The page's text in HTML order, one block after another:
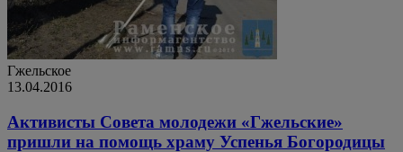
Гжельское
13.04.2016
Активисты Совета молодежи «Гжельские»
пришли на помощь храму Успенья Богородицы